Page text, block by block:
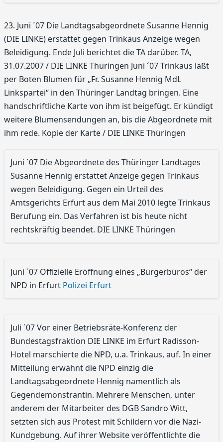
23. Juni ´07 Die Landtagsabgeordnete Susanne Hennig
(DIE LINKE) erstattet gegen Trinkaus Anzeige wegen
Beleidigung. Ende Juli berichtet die TA darüber. TA,
31.07.2007 / DIE LINKE Thüringen Juni ´07 Trinkaus läßt
per Boten Blumen für „Fr. Susanne Hennig MdL
Linkspartei“ in den Thüringer Landtag bringen. Eine
handschriftliche Karte von ihm ist beigefügt. Er kündigt
weitere Blumensendungen an, bis die Abgeordnete mit
ihm rede. Kopie der Karte / DIE LINKE Thüringen
Juni ´07 Die Abgeordnete des Thüringer Landtages
Susanne Hennig erstattet Anzeige gegen Trinkaus
wegen Beleidigung. Gegen ein Urteil des
Amtsgerichts Erfurt aus dem Mai 2010 legte Trinkaus
Berufung ein. Das Verfahren ist bis heute nicht
rechtskräftig beendet. DIE LINKE Thüringen
Juni ´07 Offizielle Eröffnung eines „Bürgerbüros“ der
NPD in Erfurt Polizei Erfurt
Juli ´07 Vor einer Betriebsräte-Konferenz der
Bundestagsfraktion DIE LINKE im Erfurt Radisson-
Hotel marschierte die NPD, u.a. Trinkaus, auf. In einer
Mitteilung erwähnt die NPD einzig die
Landtagsabgeordnete Hennig namentlich als
Gegendemonstrantin. Mehrere Menschen, unter
anderem der Mitarbeiter des DGB Sandro Witt,
setzten sich aus Protest mit Schildern vor die Nazi-
Kundgebung. Auf ihrer Website veröffentlichte die